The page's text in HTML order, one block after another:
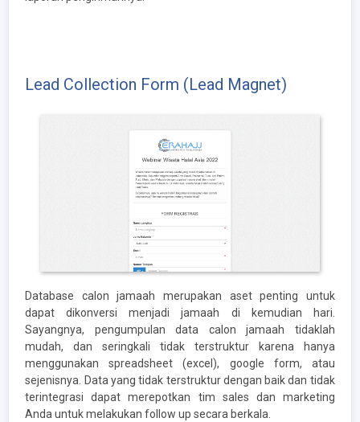
Lead Collection Form (Lead Magnet)
Database calon jamaah merupakan aset penting untuk
dapat dikonversi menjadi jamaah di kemudian hari.
Sayangnya, pengumpulan data calon jamaah tidaklah
mudah, dan seringkali tidak terstruktur karena hanya
menggunakan spreadsheet (excel), google form, atau
sejenisnya. Data yang tidak terstruktur dengan baik dan tidak
terintegrasi dapat merepotkan tim sales dan marketing
Anda untuk melakukan follow up secara berkala.